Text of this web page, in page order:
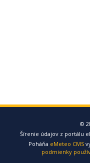
©
Šírenie údajov z portálu
Poháňa eMeteo CMS
podmienky